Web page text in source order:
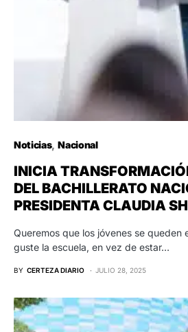
Noticias Nacional
INICIA
DEL BACHILLERATO
PRESIDENTA CLAUDIA
Queremos que los jóvenes se queden
guste la escuela, en vez de estar…
BY CERTEZA DIARIO JULIO 28, 2025